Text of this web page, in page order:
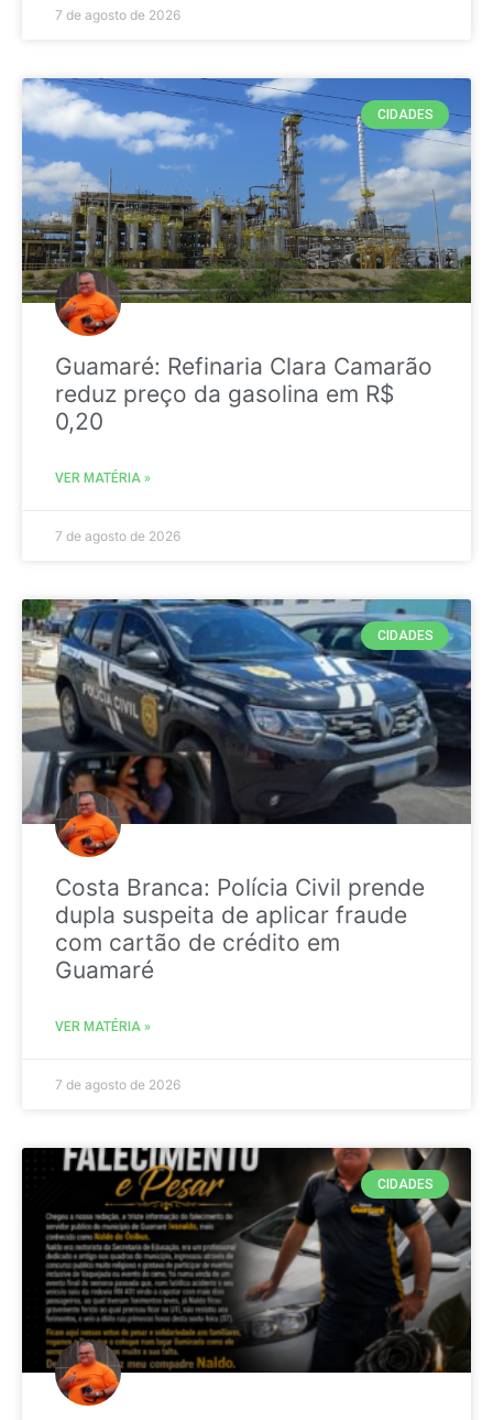
7 de agosto de 2026
CIDADES
Guamaré: Refinaria Clara Camarão
reduz preço da gasolina em R$
0,20
VER MATÉRIA »
7 de agosto de 2026
CIDADES
Costa Branca: Polícia Civil prende
dupla suspeita de aplicar fraude
com cartão de crédito em
Guamaré
VER MATÉRIA »
7 de agosto de 2026
CIDADES